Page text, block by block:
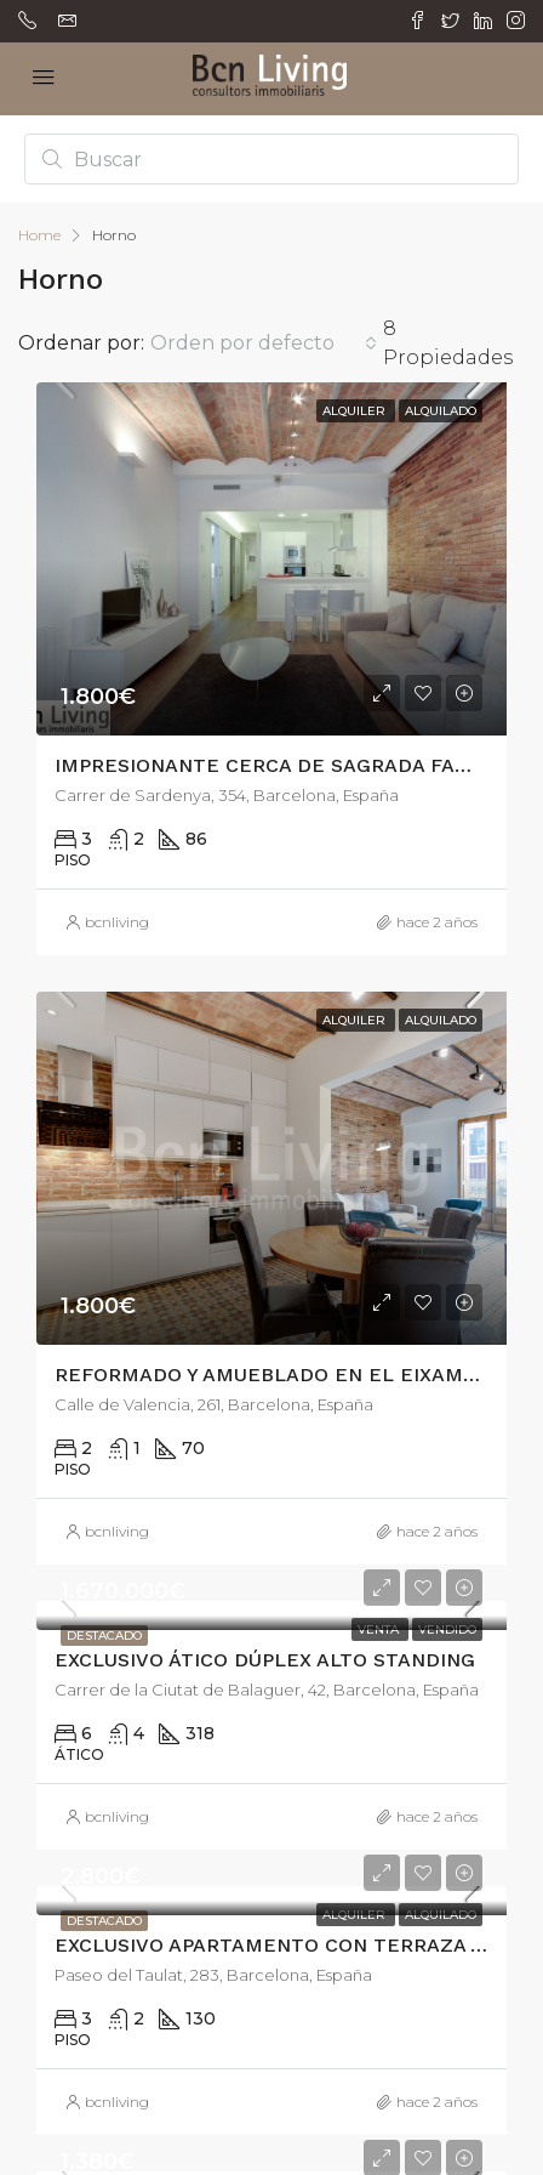
Home Horno
Horno
8
Propiedades
Ordenar por: Orden por defecto
ALQUILER ALQUILADO
1.800€
IMPRESIONANTE CERCA DE SAGRADA FAMILIA
Carrer de Sardenya, 354, Barcelona, España
3 2 86
PISO
bcnliving hace 2 años
ALQUILER ALQUILADO
1.800€
REFORMADO Y AMUEBLADO EN EL EIXAMPLE
Calle de Valencia, 261, Barcelona, España
2 1 70
PISO
bcnliving hace 2 años
DESTACADO VENTA VENDIDO
EXCLUSIVO ÁTICO DÚPLEX ALTO STANDING
Carrer de la Ciutat de Balaguer, 42, Barcelona, España
6 4 318
ÁTICO
bcnliving hace 2 años
DESTACADO ALQUILER ALQUILADO
EXCLUSIVO APARTAMENTO CON TERRAZA Y PISCINA
Paseo del Taulat, 283, Barcelona, España
3 2 130
PISO
bcnliving hace 2 años